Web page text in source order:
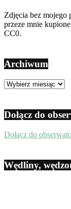
Zdjęcia bez mojego
przeze mnie
CC0.
Archiwum
Archiwum
Dołącz do
Dołącz do
Wędliny,